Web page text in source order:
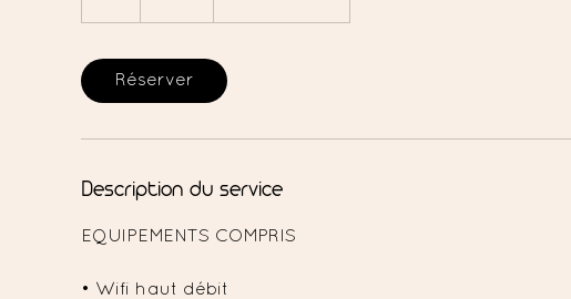
Réserver
Description du service
EQUIPEMENTS COMPRIS
• Wifi haut débit